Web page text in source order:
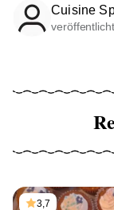
Cuisine
3,7